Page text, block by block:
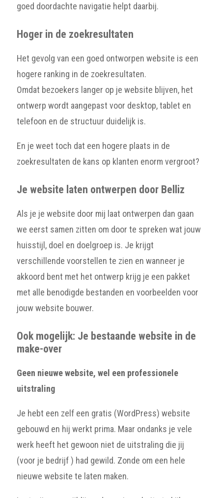
goed doordachte navigatie helpt daarbij.
Hoger in de zoekresultaten
Het gevolg van een goed ontworpen website is een
hogere ranking in de zoekresultaten.
Omdat bezoekers langer op je website blijven, het
ontwerp wordt aangepast voor desktop, tablet en
telefoon en de structuur duidelijk is.
En je weet toch dat een hogere plaats in de
zoekresultaten de kans op klanten enorm vergroot?
Je website laten ontwerpen door Belliz
Als je je website door mij laat ontwerpen dan gaan
we eerst samen zitten om door te spreken wat jouw
huisstijl, doel en doelgroep is. Je krijgt
verschillende voorstellen te zien en wanneer je
akkoord bent met het ontwerp krijg je een pakket
met alle benodigde bestanden en voorbeelden voor
jouw website bouwer.
Ook mogelijk: Je bestaande website in de
make-over
Geen nieuwe website, wel een professionele
uitstraling
Je hebt een zelf een gratis (WordPress) website
gebouwd en hij werkt prima. Maar ondanks je vele
werk heeft het gewoon niet de uitstraling die jij
(voor je bedrijf ) had gewild. Zonde om een hele
nieuwe website te laten maken.